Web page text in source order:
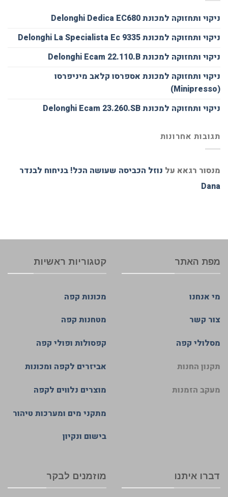
ניקוי ותחזוקה למכונת Delonghi Dedica EC680
ניקוי ותחזוקה למכונת Delonghi La Specialista Ec 9335
ניקוי ותחזוקה למכונת Delonghi Ecam 22.110.B
ניקוי ותחזוקה למכונת אספרסו קלאב מיניפרסו
(Minipresso)
ניקוי ותחזוקה למכונת Delonghi Ecam 23.260.SB
תגובות אחרונות
מנסור רגאא על נוזל הכביסה שעושה הכל! בניחוח לבנדר
Dana
מפת האתר
מי אנחנו
צור קשר
מסלולי קפה
תקנון החנות
מעקב הזמנות
קטגוריות ראשיות
מכונות קפה
מטחנות קפה
קפסולות ופולי קפה
אביזרים לקפה ומכונות
מוצרים נלווים לקפה
מתקני מים ומערכות טיהור
בישום ונקיון
דברו איתנו מוזמנים לבקר